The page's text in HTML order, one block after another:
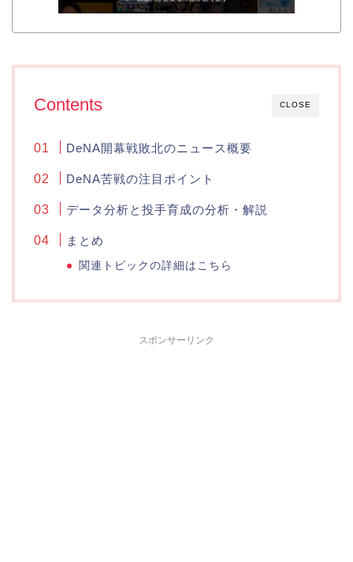
CLOSE
Contents
DeNA開幕戦敗北のニュース概要
DeNA苦戦の注目ポイント
データ分析と投手育成の分析・解説
まとめ
関連トピックの詳細はこちら
スポンサーリンク